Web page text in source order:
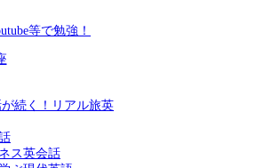
等で勉強！
続く！リアル旅英
ス英会話